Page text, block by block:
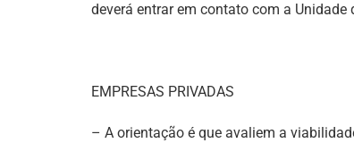
deverá entrar em contato com a Unidade
EMPRESAS PRIVADAS
– A orientação é que avaliem a